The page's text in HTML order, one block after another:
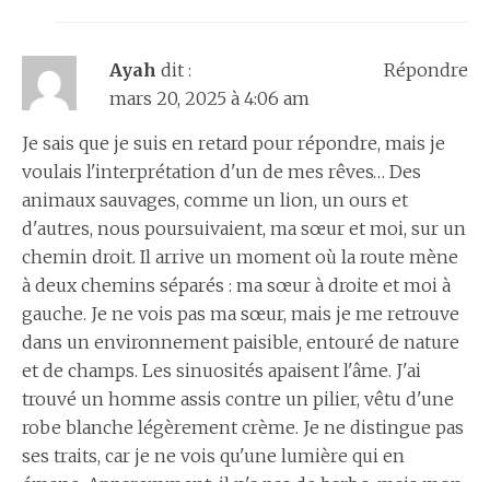
Ayah dit :
mars 20, 2025 à 4:06 am
Je sais que je suis en retard pour répondre, mais je
voulais l'interprétation d'un de mes rêves… Des
animaux sauvages, comme un lion, un ours et
d'autres, nous poursuivaient, ma sœur et moi, sur un
chemin droit. Il arrive un moment où la route mène
à deux chemins séparés : ma sœur à droite et moi à
gauche. Je ne vois pas ma sœur, mais je me retrouve
dans un environnement paisible, entouré de nature
et de champs. Les sinuosités apaisent l'âme. J'ai
trouvé un homme assis contre un pilier, vêtu d'une
robe blanche légèrement crème. Je ne distingue pas
ses traits, car je ne vois qu'une lumière qui en
Répondre